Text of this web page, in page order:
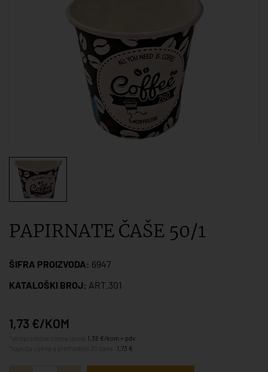
PAPIRNATE ČAŠE 50/1
ŠIFRA PROIZVODA: 6947
KATALOŠKI BROJ: ART.301
1,73 €/KOM
1,38 €/kom + pdv
1,73 €